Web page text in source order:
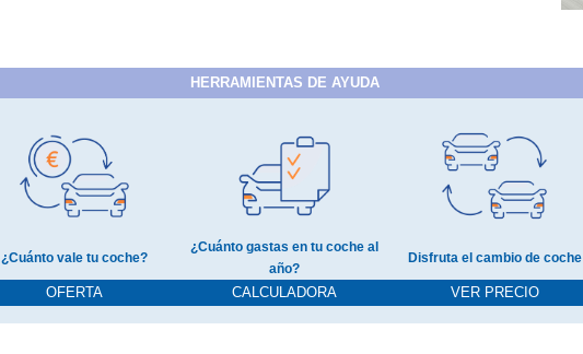
HERRAMIENTAS DE AYUDA
¿Cuánto vale tu coche?
OFERTA
¿Cuánto gastas en tu coche al
año?
CALCULADORA
Disfruta el cambio de coche
VER PRECIO